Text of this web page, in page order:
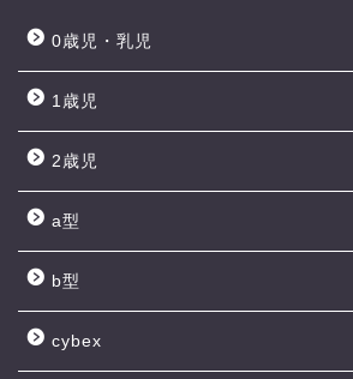
0歳児・乳児
1歳児
2歳児
a型
b型
cybex